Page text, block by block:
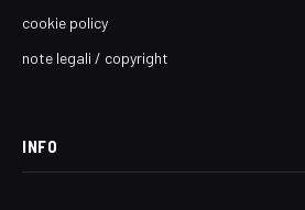
cookie policy
note legali / copyright
INFO